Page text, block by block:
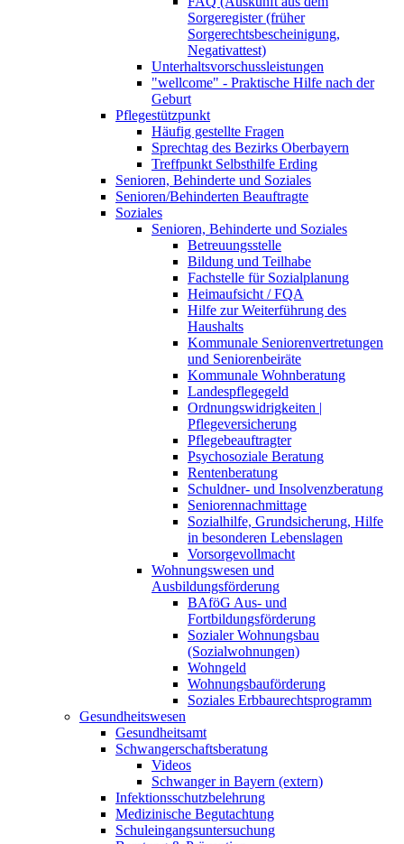
Sorgeregister (früher
Sorgerechtsbescheinigung,
Negativattest)
Unterhaltsvorschussleistungen
"wellcome" - Praktische Hilfe nach der
Geburt
Pflegestützpunkt
Häufig gestellte Fragen
Sprechtag des Bezirks Oberbayern
Treffpunkt Selbsthilfe Erding
Senioren, Behinderte und Soziales
Senioren/Behinderten Beauftragte
Soziales
Senioren, Behinderte und Soziales
Betreuungsstelle
Bildung und Teilhabe
Fachstelle für Sozialplanung
Heimaufsicht / FQA
Hilfe zur Weiterführung des
Haushalts
Kommunale Seniorenvertretungen
und Seniorenbeiräte
Kommunale Wohnberatung
Landespflegegeld
Ordnungswidrigkeiten |
Pflegeversicherung
Pflegebeauftragter
Psychosoziale Beratung
Rentenberatung
Schuldner- und Insolvenzberatung
Seniorennachmittage
Sozialhilfe, Grundsicherung, Hilfe
in besonderen Lebenslagen
Vorsorgevollmacht
Wohnungswesen und
Ausbildungsförderung
BAföG Aus- und
Fortbildungsförderung
Sozialer Wohnungsbau
(Sozialwohnungen)
Wohngeld
Wohnungsbauförderung
Soziales Erbbaurechtsprogramm
Gesundheitswesen
Gesundheitsamt
Schwangerschaftsberatung
Videos
Schwanger in Bayern (extern)
Infektionsschutzbelehrung
Medizinische Begutachtung
Schuleingangsuntersuchung